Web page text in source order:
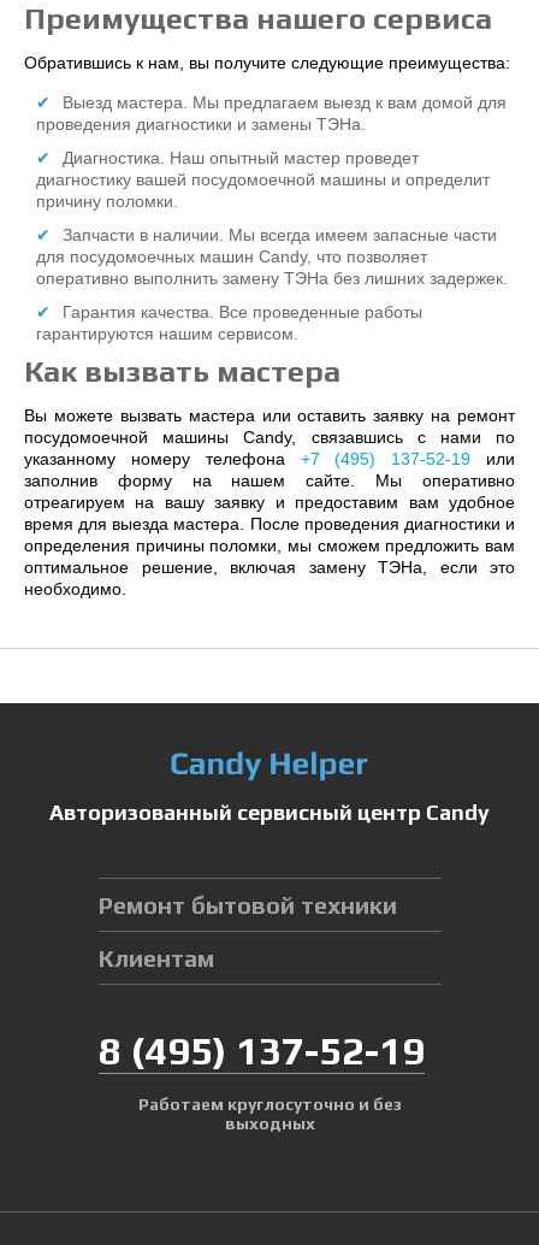
Преимущества нашего сервиса
Обратившись к нам, вы получите следующие преимущества:
Выезд мастера. Мы предлагаем выезд к вам домой для
проведения диагностики и замены ТЭНа.
Диагностика. Наш опытный мастер проведет
диагностику вашей посудомоечной машины и определит
причину поломки.
Запчасти в наличии. Мы всегда имеем запасные части
для посудомоечных машин Candy, что позволяет
оперативно выполнить замену ТЭНа без лишних задержек.
Гарантия качества. Все проведенные работы
гарантируются нашим сервисом.
Как вызвать мастера
Вы можете вызвать мастера или оставить заявку на ремонт
посудомоечной машины Candy, связавшись с нами по
указанному номеру телефона +7 (495) 137-52-19 или
заполнив форму на нашем сайте. Мы оперативно
отреагируем на вашу заявку и предоставим вам удобное
время для выезда мастера. После проведения диагностики и
определения причины поломки, мы сможем предложить вам
оптимальное решение, включая замену ТЭНа, если это
необходимо.
Авторизованный сервисный центр Candy
Ремонт бытовой техники
Клиентам
8 (495) 137-52-19
Работаем круглосуточно и без
выходных